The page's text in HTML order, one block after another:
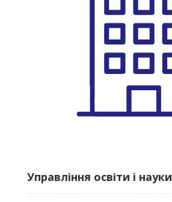
Управління освіти і науки